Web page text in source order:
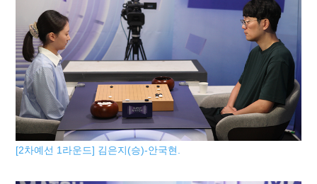
[2차예선 1라운드] 김은지(승)-안국현.